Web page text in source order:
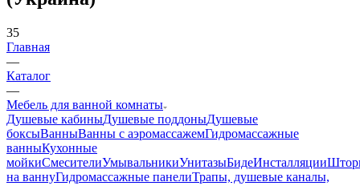
35
Главная
—
Каталог
—
Мебель для ванной комнаты
Душевые кабиныДушевые поддоныДушевые
боксыВанныВанны с аэромассажемГидромассажные
ванныКухонные
мойкиСмесителиУмывальникиУнитазыБидеИнсталляции
на ваннуГидромассажные панелиТрапы, душевые каналы,